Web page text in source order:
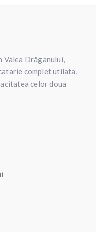
Valea Drăganului,
complet utilata,
celor doua